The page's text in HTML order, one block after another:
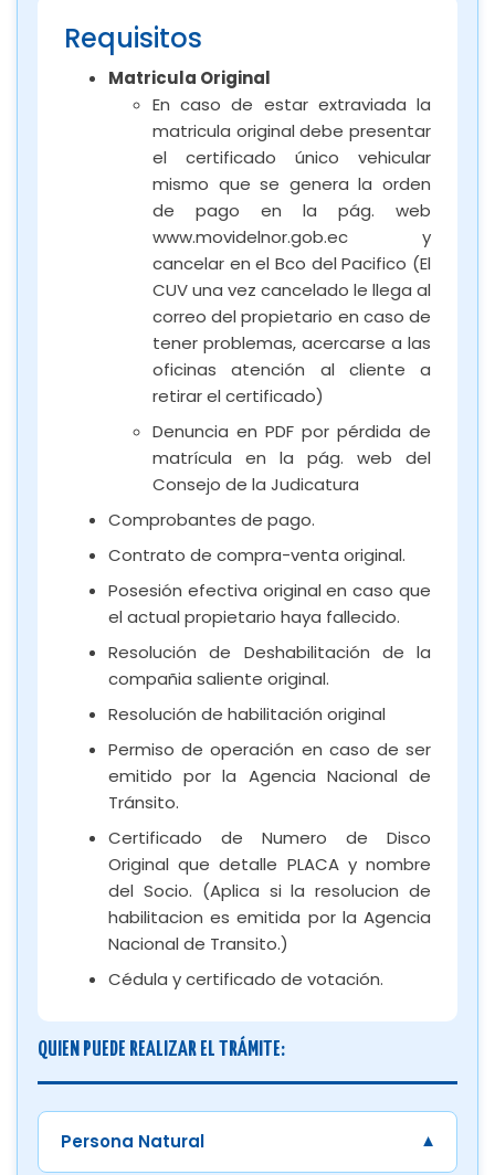
Requisitos
Matricula Original
En caso de estar extraviada la
matricula original debe presentar
el certificado único vehicular
mismo que se genera la orden
de pago en la pág. web
www.movidelnor.gob.ec y
cancelar en el Bco del Pacifico (El
CUV una vez cancelado le llega al
correo del propietario en caso de
tener problemas, acercarse a las
oficinas atención al cliente a
retirar el certificado)
Denuncia en PDF por pérdida de
matrícula en la pág. web del
Consejo de la Judicatura
Comprobantes de pago.
Contrato de compra-venta original.
Posesión efectiva original en caso que
el actual propietario haya fallecido.
Resolución de Deshabilitación de la
compañia saliente original.
Resolución de habilitación original
Permiso de operación en caso de ser
emitido por la Agencia Nacional de
Tránsito.
Certificado de Numero de Disco
Original que detalle PLACA y nombre
del Socio. (Aplica si la resolucion de
habilitacion es emitida por la Agencia
Nacional de Transito.)
Cédula y certificado de votación.
QUIEN PUEDE REALIZAR EL TRÁMITE:
Persona Natural